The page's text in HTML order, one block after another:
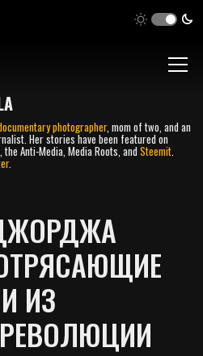
photographer, mom of two, and an
Her stories have been featured on
Anti-Media, Media Roots, and Steemit.
.
ИЗ